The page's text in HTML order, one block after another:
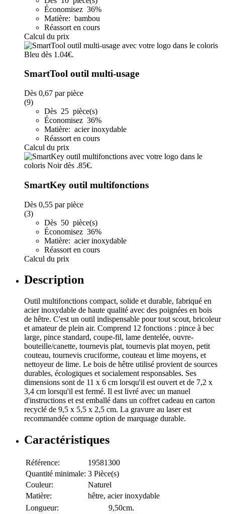
Économisez 36%
Matière: bambou
Réassort en cours
Calcul du prix
SmartTool outil multi-usage
Dès 0,67 par pièce
(9)
Dès 25 pièce(s)
Économisez 36%
Matière: acier inoxydable
Réassort en cours
Calcul du prix
SmartKey outil multifonctions
Dès 0,55 par pièce
(3)
Dès 50 pièce(s)
Économisez 36%
Matière: acier inoxydable
Réassort en cours
Calcul du prix
Description
Outil multifonctions compact, solide et durable, fabriqué en
acier inoxydable de haute qualité avec des poignées en bois
de hêtre. C'est un outil indispensable pour tout scout, bricoleur
et amateur de plein air. Comprend 12 fonctions : pince à bec
large, pince standard, coupe-fil, lame dentelée, ouvre-
bouteille/canette, tournevis plat, tournevis plat moyen, petit
couteau, tournevis cruciforme, couteau et lime moyens, et
nettoyeur de lime. Le bois de hêtre utilisé provient de sources
durables, écologiques et socialement responsables. Ses
dimensions sont de 11 x 6 cm lorsqu'il est ouvert et de 7,2 x
3,4 cm lorsqu'il est fermé. Il est livré avec un manuel
d'instructions et est emballé dans un coffret cadeau en carton
recyclé de 9,5 x 5,5 x 2,5 cm. La gravure au laser est
recommandée comme option de marquage durable.
Caractéristiques
Référence:
19581300
Quantité minimale: 3 Pièce(s)
Couleur:
Naturel
Matière:
hêtre, acier inoxydable
Longueur:
9,50cm.